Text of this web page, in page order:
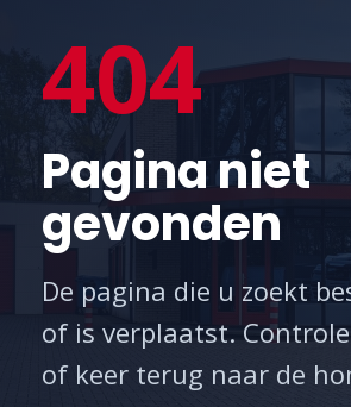
404
Pagina niet
gevonden
De pagina die u zoekt
of is verplaatst.
of keer terug naar de